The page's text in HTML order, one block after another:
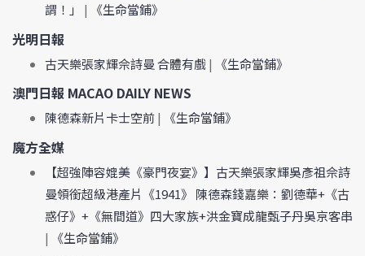
謂！」
| 《生命當鋪》
光明日報
古天樂張家輝佘詩曼 合體有戲| 《生命當鋪》
澳門日報 MACAO DAILY NEWS
陳德森新片卡士空前| 《生命當鋪》
魔方全媒
【超強陣容媲美《豪門夜宴》】古天樂張家輝吳彥祖佘詩
曼領銜超級港產片《1941》 陳德森錢嘉樂：劉德華+《古
惑仔》+《無間道》四大家族+洪金寶成龍甄子丹吳京客串
|
《生命當鋪》